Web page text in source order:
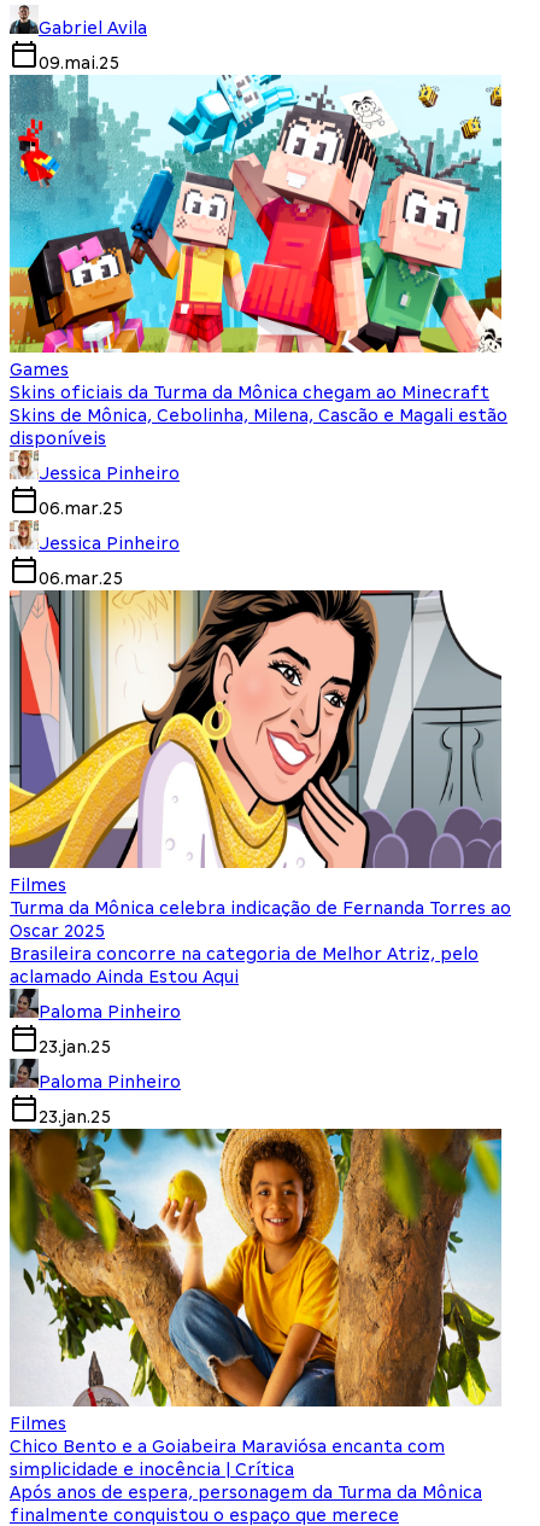
Gabriel Avila
09.mai.25
Games
Skins oficiais da Turma da Mônica chegam ao Minecraft
Skins de Mônica, Cebolinha, Milena, Cascão e Magali estão
disponíveis
Jessica Pinheiro
06.mar.25
Jessica Pinheiro
06.mar.25
Filmes
Turma da Mônica celebra indicação de Fernanda Torres ao
Oscar 2025
Brasileira concorre na categoria de Melhor Atriz, pelo
aclamado Ainda Estou Aqui
Paloma Pinheiro
23.jan.25
Paloma Pinheiro
23.jan.25
Filmes
Chico Bento e a Goiabeira Maraviósa encanta com
simplicidade e inocência | Crítica
Após anos de espera, personagem da Turma da Mônica
finalmente conquistou o espaço que merece